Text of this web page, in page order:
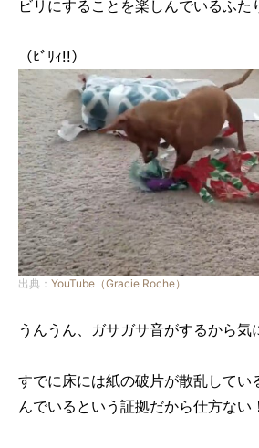
ビリにすることを楽しんでいるふた
（ﾋﾞﾘｨ!!）
出典： YouTube（Gracie Roche）
うんうん、ガサガサ音がするから気
すでに床には紙の破片が散乱して
んでいるという証拠だから仕方ない！